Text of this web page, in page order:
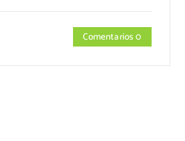
Comentarios 0